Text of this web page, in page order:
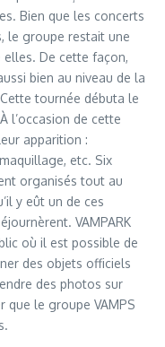
Bien que les concerts
le groupe restait une
elles. De cette façon,
bien au niveau de la
tournée débuta le
l’occasion de cette
apparition :
etc. Six
organisés tout au
y eût un de ces
VAMPARK
où il est possible de
des objets officiels
des photos sur
que le groupe VAMPS